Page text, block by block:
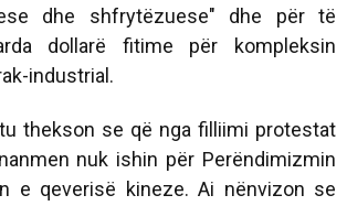
dhe shfrytëzuese" dhe për të
dollarë fitime për kompleksin
industrial.
thekson se që nga filliimi protestat
nuk ishin për Perëndimizmin
e qeverisë kineze. Ai nënvizon se